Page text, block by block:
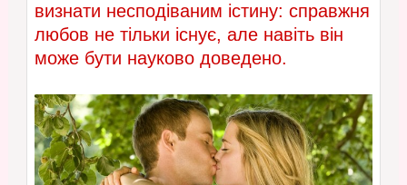
визнати несподіваним істину: справжня
любов не тільки існує, але навіть він
може бути науково доведено.